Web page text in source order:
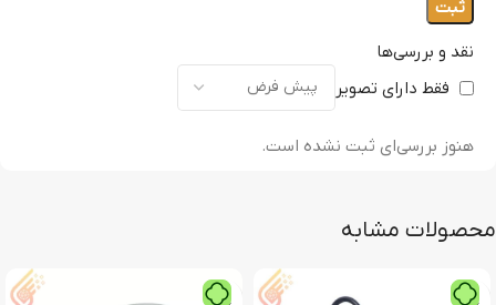
نقد و بررسی‌ها
فقط دارای تصویر
هنوز بررسی‌ای ثبت نشده است.
محصولات مشابه